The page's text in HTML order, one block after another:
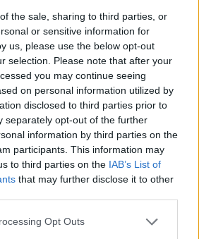
the sale, sharing to third parties, or
or sensitive information for
us, please use the below opt-out
selection. Please note that after your
you may continue seeing
on personal information utilized by
disclosed to third parties prior to
separately opt-out of the further
information by third parties on the
participants. This information may
to third parties on the IAB’s List of
that may further disclose it to other
app uses one or more Google
Opt Outs
δύο Ρώσους και μια
για λίγα χρήματα και τα
και μια οικογένεια στην Ταϊλάνδη
δολοφονιών με κίνητρο την κλοπή
Συντακτική
Ομάδα
Flash.gr